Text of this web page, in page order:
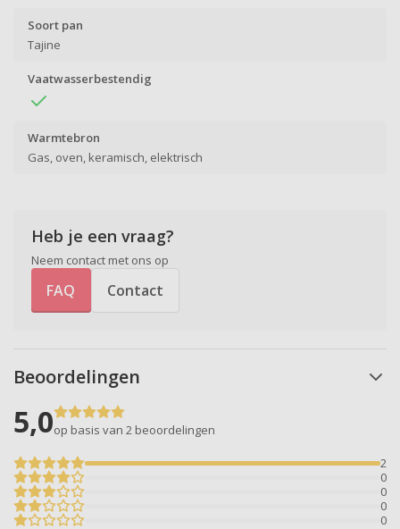
Heb je een vraag?
Neem contact met ons op
FAQ Contact
Soort pan
Tajine
Vaatwasserbestendig
Warmtebron
Gas, oven, keramisch, elektrisch
Beoordelingen
5,0op basis van 2 beoordelingen
2
0
0
0
0